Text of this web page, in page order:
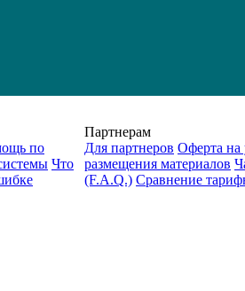
по
Что
Партнерам
Для партнеров Оферта на
размещения материалов
(F.A.Q.) Cравнение